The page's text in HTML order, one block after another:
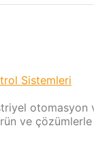
otomasyon
ve